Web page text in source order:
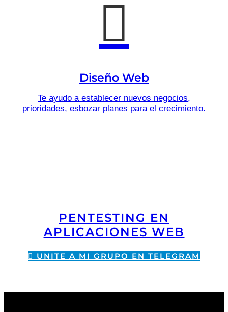
Diseño Web
Te ayudo a establecer nuevos negocios,
prioridades, esbozar planes para el crecimiento.
PENTESTING EN
APLICACIONES WEB
UNITE A MI GRUPO EN TELEGRAM